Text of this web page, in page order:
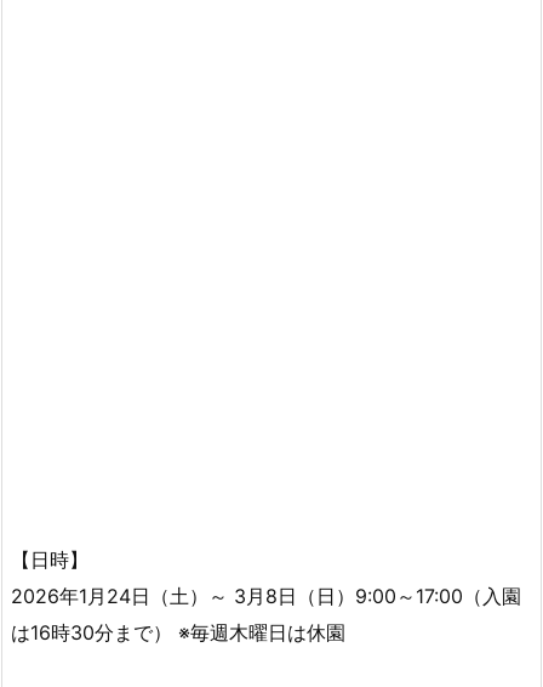
【日時】
2026年1月24日（土）～ 3月8日（日）9:00～17:00（入園
は16時30分まで） ※毎週木曜日は休園